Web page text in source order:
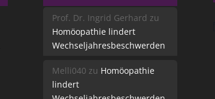
Prof. Dr. Ingrid Gerhard zu
Homöopathie lindert
Wechseljahresbeschwerden
Melli040 zu Homöopathie
lindert